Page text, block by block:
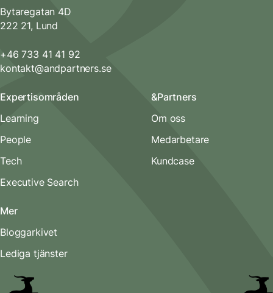
Bytaregatan 4D
222 21, Lund
+46 733 41 41 92
kontakt@andpartners.se
Expertisområden
Learning
People
Tech
Executive Search
&Partners
Om oss
Medarbetare
Kundcase
Mer
Bloggarkivet
Lediga tjänster